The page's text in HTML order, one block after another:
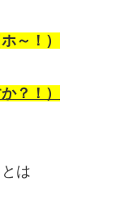
～！）
？！）
は